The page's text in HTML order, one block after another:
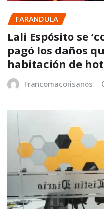
FARANDULA
Lali Espósito se
pagó los daños
habitación de
Francomacorisanos